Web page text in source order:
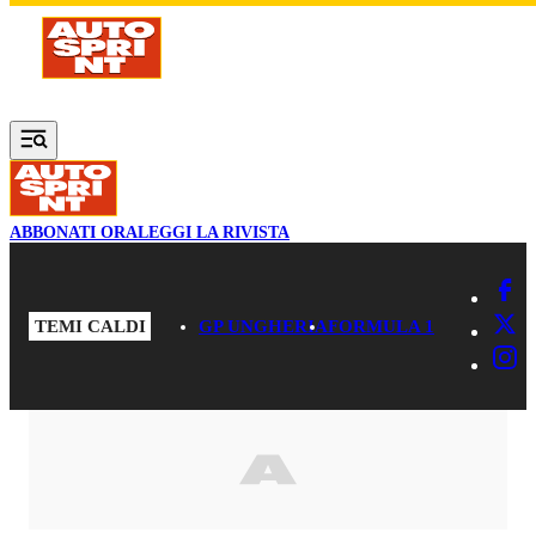
Vai al contenuto principale
ABBONATI ORALEGGI LA RIVISTA
TEMI CALDI GP UNGHERIAFORMULA 1